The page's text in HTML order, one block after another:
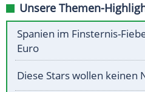
Unsere Themen-
Spanien im Finsternis-
Euro
Diese Stars wollen keinen